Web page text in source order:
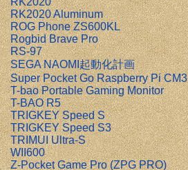
RK2020 Aluminum
ROG Phone ZS600KL
Rogbid Brave Pro
RS-97
SEGA NAOMI起動化計画
Super Pocket Go Raspberry Pi CM3
T-bao Portable Gaming Monitor
T-BAO R5
TRIGKEY Speed S
TRIGKEY Speed S3
TRIMUI Ultra-S
WII600
Z-Pocket Game Pro (ZPG PRO)